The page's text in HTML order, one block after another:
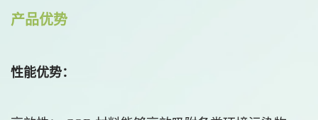
产品优势
性能优势：